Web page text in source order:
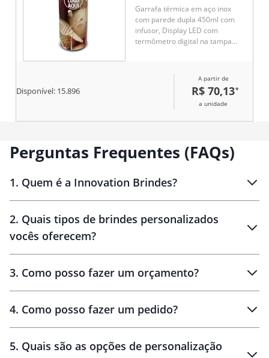
Garrafa térmica em aço inox
com parede dupla 450ml com
infusor, Display LED com
termômetro digital na tampa
Disponível: 15.896
A partir de
R$ 70,13*
a unidade
Perguntas Frequentes (FAQs)
1. Quem é a Innovation Brindes?
Brindes personalizados
2. Quais tipos de brindes personalizados
vocês oferecem?
personalizados
3. Como posso fazer um orçamento?
brinde
4. Como posso fazer um pedido?
5. Quais são as opções de personalização